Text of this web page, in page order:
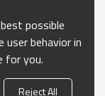
possible
user behavior in
for you.
Reject All